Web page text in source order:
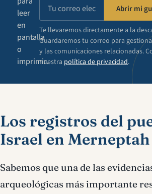
leer
en
pantalla
o
imprimir.
Abrir mi
Te llevaremos directamente a la
Guardaremos tu correo para
y las comunicaciones relacionadas.
nuestra política de privacidad.
Los registros del
Israel en Merneptah
Sabemos que una de las
arqueológicas más importante